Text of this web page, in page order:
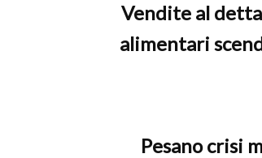
Vendite al
alimentari
Pesano crisi